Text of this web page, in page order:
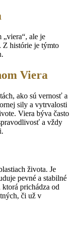
ale je
Z histórie je týmto
Viera
ako sú vernosť a
sily a vytrvalosti
Viera býva často
a vždy
života. Je
pevné a stabilné
prichádza od
či už v